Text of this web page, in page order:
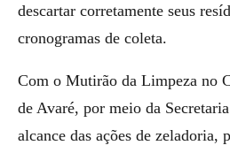
descartar corretamente seus
cronogramas de coleta.
Com o Mutirão da Limpeza no
de Avaré, por meio da
alcance das ações de zeladoria,